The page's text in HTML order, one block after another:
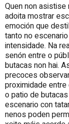
Quen non asistise
adoita mostrar
emoción que
tanto no
intensidade. Na
senón entre o
butacas non hai.
precoces
proximidade
o patio de
escenario con
nenos poden